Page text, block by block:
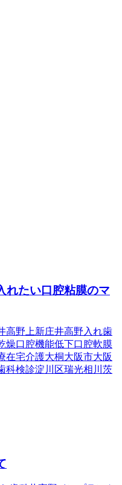
れたい口腔粘膜のマ
高野 上新庄井高野 入れ歯
燥口腔機能低下口腔軟膜
在宅介護大桐大阪市大阪
科検診淀川区瑞光相川 茨